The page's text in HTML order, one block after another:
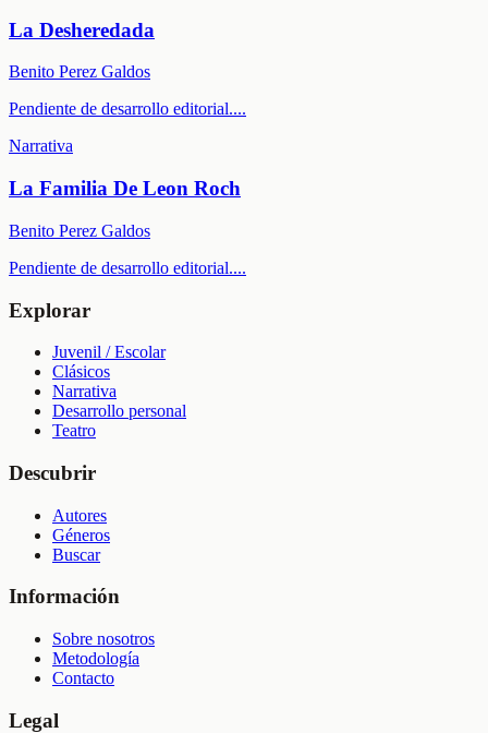
La Desheredada
Benito Perez Galdos
Pendiente de desarrollo editorial....
Narrativa
La Familia De Leon Roch
Benito Perez Galdos
Pendiente de desarrollo editorial....
Explorar
Juvenil / Escolar
Clásicos
Narrativa
Desarrollo personal
Teatro
Descubrir
Autores
Géneros
Buscar
Información
Sobre nosotros
Metodología
Contacto
Legal